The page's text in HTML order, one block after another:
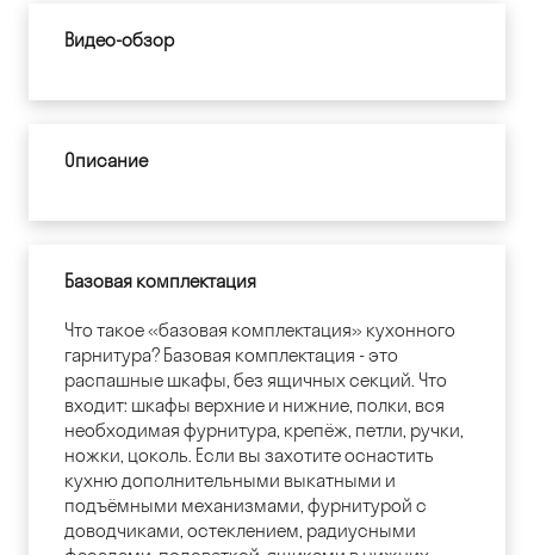
Видео-обзор
Описание
Базовая комплектация
Что такое «базовая комплектация» кухонного
гарнитура? Базовая комплектация - это
распашные шкафы, без ящичных секций. Что
входит: шкафы верхние и нижние, полки, вся
необходимая фурнитура, крепёж, петли, ручки,
ножки, цоколь. Если вы захотите оснастить
кухню дополнительными выкатными и
подъёмными механизмами, фурнитурой с
доводчиками, остеклением, радиусными